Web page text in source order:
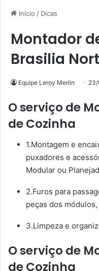
Início / Dicas
Montador
Brasilia
Equipe Leroy Merlin
O serviço de
de Cozinha
1.Montagem e
puxadores e
Modular ou
2.Furos para
peças dos
3.Limpeza e
O serviço de
de Cozinha